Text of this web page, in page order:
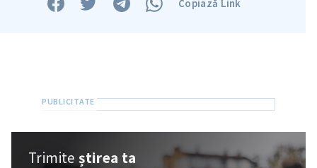
Copiază Link
Trimiteștirea ta